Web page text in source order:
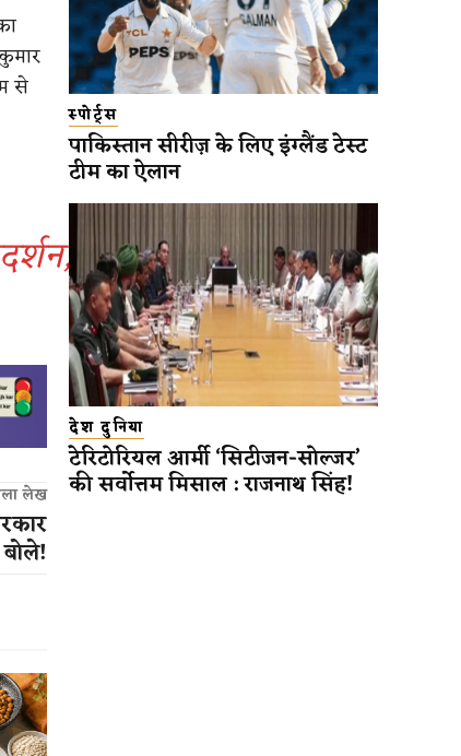
से
लेख
स्पोर्ट्स
पाकिस्तान सीरीज़ के लिए इंग्लैंड टेस्ट
टीम का ऐलान
देश दुनिया
टेरिटोरियल आर्मी ‘सिटीजन-सोल्जर’
की सर्वोत्तम मिसाल : राजनाथ सिंह!